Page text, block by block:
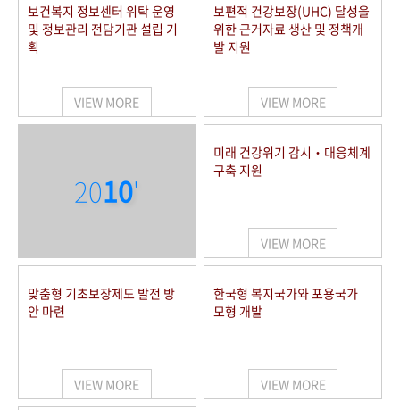
보건복지 정보센터 위탁 운영
및 정보관리 전담기관 설립 기
획
VIEW MORE
보편적 건강보장(UHC) 달성을
위한 근거자료 생산 및 정책개
발 지원
VIEW MORE
2010'
미래 건강위기 감시‧대응체계
구축 지원
VIEW MORE
맞춤형 기초보장제도 발전 방
안 마련
VIEW MORE
한국형 복지국가와 포용국가
모형 개발
VIEW MORE